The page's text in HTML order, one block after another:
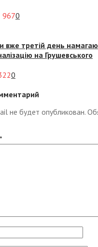
9670
вже третій день
на Грушевського
0
не будет опубликован.
*